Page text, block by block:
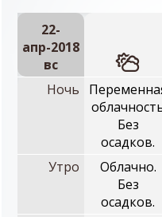
22-
апр-2018
вc
Ночь
Без
осадков.
Утро
Облачно.
Без
осадков.